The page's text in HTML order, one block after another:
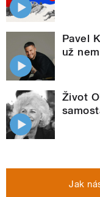
Pavel
už
Život
Jak